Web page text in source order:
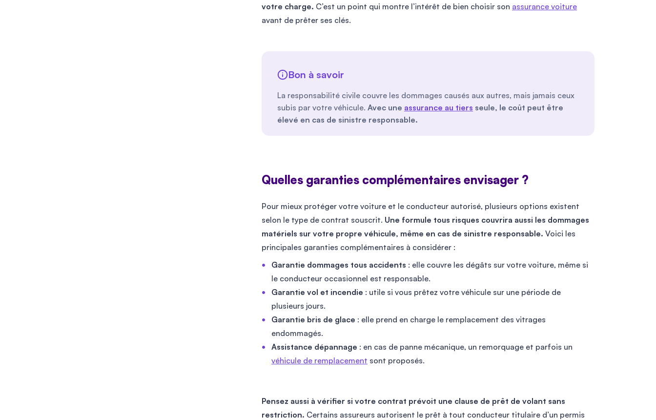
votre charge. C’est un point qui montre l’intérêt de bien choisir son assurance voiture
avant de prêter ses clés.
Bon à savoir
La responsabilité civile couvre les dommages causés aux autres, mais jamais ceux
subis par votre véhicule. Avec une assurance au tiers seule, le coût peut être
élevé en cas de sinistre responsable.
Quelles garanties complémentaires envisager ?
Pour mieux protéger votre voiture et le conducteur autorisé, plusieurs options existent
selon le type de contrat souscrit. Une formule tous risques couvrira aussi les dommages
matériels sur votre propre véhicule, même en cas de sinistre responsable. Voici les
principales garanties complémentaires à considérer :
Garantie dommages tous accidents : elle couvre les dégâts sur votre voiture, même si
le conducteur occasionnel est responsable.
Garantie vol et incendie : utile si vous prêtez votre véhicule sur une période de
plusieurs jours.
Garantie bris de glace : elle prend en charge le remplacement des vitrages
endommagés.
Assistance dépannage : en cas de panne mécanique, un remorquage et parfois un
véhicule de remplacement sont proposés.
Pensez aussi à vérifier si votre contrat prévoit une clause de prêt de volant sans
restriction. Certains assureurs autorisent le prêt à tout conducteur titulaire d’un permis